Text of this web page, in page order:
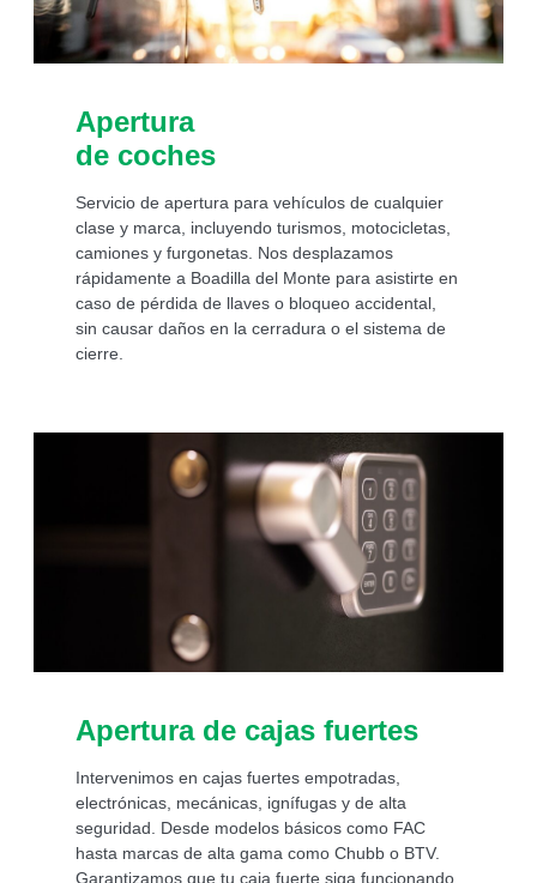
Apertura
de coches
Servicio de apertura para vehículos de cualquier
clase y marca, incluyendo turismos, motocicletas,
camiones y furgonetas. Nos desplazamos
rápidamente a Boadilla del Monte para asistirte en
caso de pérdida de llaves o bloqueo accidental,
sin causar daños en la cerradura o el sistema de
cierre.
Apertura de cajas fuertes
Intervenimos en cajas fuertes empotradas,
electrónicas, mecánicas, ignífugas y de alta
seguridad. Desde modelos básicos como FAC
hasta marcas de alta gama como Chubb o BTV.
Garantizamos que tu caja fuerte siga funcionando